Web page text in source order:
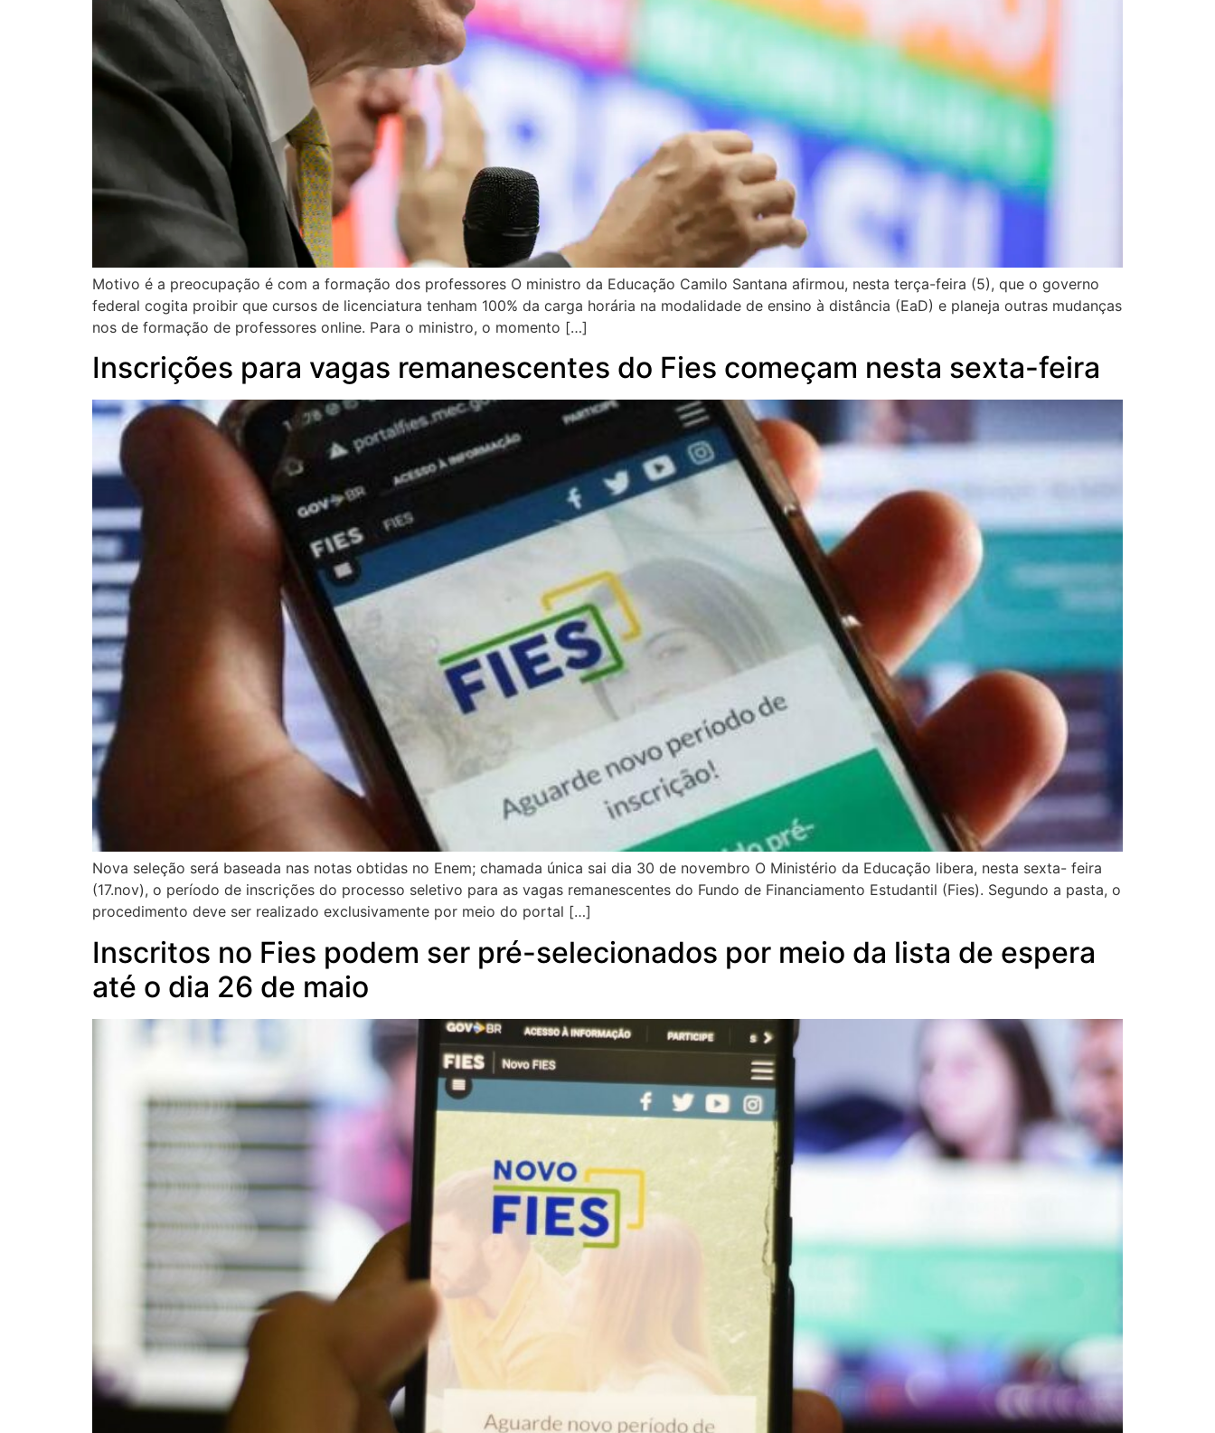
Motivo é a preocupação é com a formação dos professores O ministro da Educação Camilo Santana afirmou, nesta terça-feira (5), que o governo
federal cogita proibir que cursos de licenciatura tenham 100% da carga horária na modalidade de ensino à distância (EaD) e planeja outras mudanças
nos de formação de professores online. Para o ministro, o momento […]
Inscrições para vagas remanescentes do Fies começam nesta sexta-feira
Nova seleção será baseada nas notas obtidas no Enem; chamada única sai dia 30 de novembro O Ministério da Educação libera, nesta sexta- feira
(17.nov), o período de inscrições do processo seletivo para as vagas remanescentes do Fundo de Financiamento Estudantil (Fies). Segundo a pasta, o
procedimento deve ser realizado exclusivamente por meio do portal […]
Inscritos no Fies podem ser pré-selecionados por meio da lista de espera
até o dia 26 de maio